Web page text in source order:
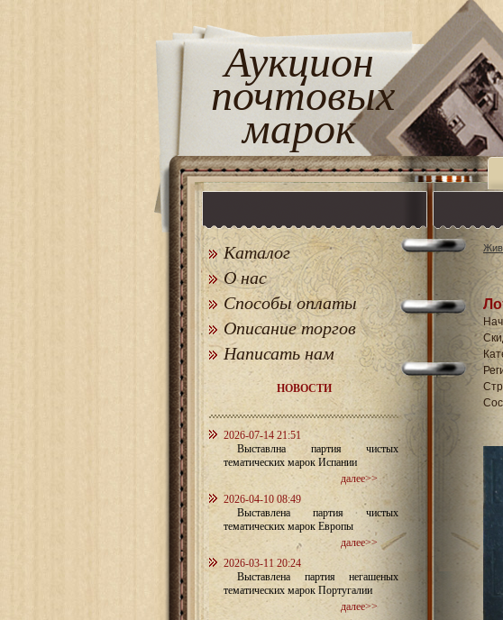
Аукцион
почтовых
марок
Каталог
О нас
Способы оплаты
Описание торгов
Написать нам
НОВОСТИ
2026-07-14 21:51
Выставлна партия чистых
тематических марок Испании
далее>>
2026-04-10 08:49
Выставлена партия чистых
тематических марок Европы
далее>>
2026-03-11 20:24
Выставлена партия негашеных
тематических марок Португалии
далее>>